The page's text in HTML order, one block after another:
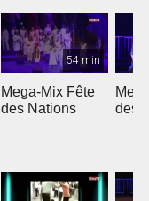
54 min
Mega-Mix Fête
des Nations
des